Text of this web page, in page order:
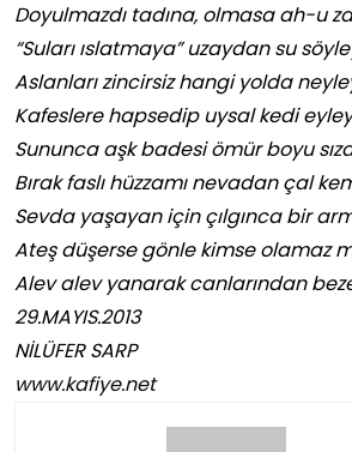
Doyulmazdı tadına, olmasa ah-u
“Suları ıslatmaya” uzaydan su
Aslanları zincirsiz hangi yolda
Kafeslere hapsedip uysal kedi
Sununca aşk badesi ömür boyu
Bırak faslı hüzzamı nevadan çal
Sevda yaşayan için çılgınca bir
Ateş düşerse gönle kimse olamaz
Alev alev yanarak canlarından
29.MAYIS.2013
NİLÜFER SARP
www.kafiye.net